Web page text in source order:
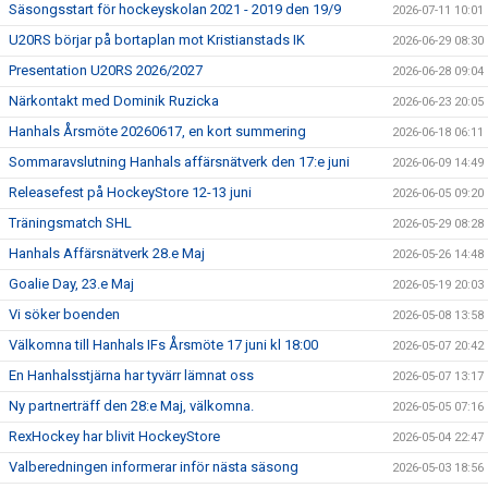
Säsongsstart för hockeyskolan 2021 - 2019 den 19/9 2026-07-11 10:01
U20RS börjar på bortaplan mot Kristianstads IK 2026-06-29 08:30
Presentation U20RS 2026/2027 2026-06-28 09:04
Närkontakt med Dominik Ruzicka 2026-06-23 20:05
Hanhals Årsmöte 20260617, en kort summering 2026-06-18 06:11
Sommaravslutning Hanhals affärsnätverk den 17:e juni 2026-06-09 14:49
Releasefest på HockeyStore 12-13 juni 2026-06-05 09:20
Träningsmatch SHL 2026-05-29 08:28
Hanhals Affärsnätverk 28.e Maj 2026-05-26 14:48
Goalie Day, 23.e Maj 2026-05-19 20:03
Vi söker boenden 2026-05-08 13:58
Välkomna till Hanhals IFs Årsmöte 17 juni kl 18:00 2026-05-07 20:42
En Hanhalsstjärna har tyvärr lämnat oss 2026-05-07 13:17
Ny partnerträff den 28:e Maj, välkomna. 2026-05-05 07:16
RexHockey har blivit HockeyStore 2026-05-04 22:47
Valberedningen informerar inför nästa säsong 2026-05-03 18:56